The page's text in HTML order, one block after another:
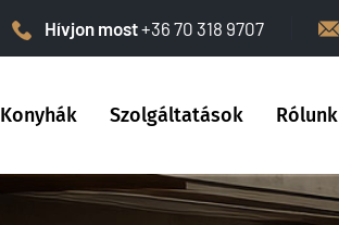
Hívjon most+36 70 318 9707
Konyhák Szolgáltatások Rólunk